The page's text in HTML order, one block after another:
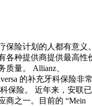
保险计划的人都有意义
各种提供商提供最高性
质量。 Allianz、
的补充牙科保险非
保险。 近年来，安联已
商之一。目前的 “Mein